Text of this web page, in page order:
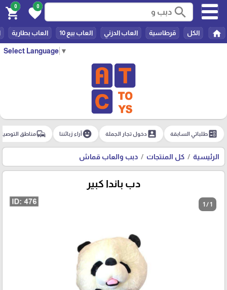
Select Language ▼
search
0
favorite
0
shopping_cart
home الكل قرطاسية العاب الدزني العاب بيع 10 العاب بطارية
ballotطلباتي السابقة account_boxدخول تجار الجملة emoji_emotionsآراء زبائننا commuteمناطق
الرئيسية كل المنتجات دبب والعاب قماش
دب باندا كبير
1 / 1